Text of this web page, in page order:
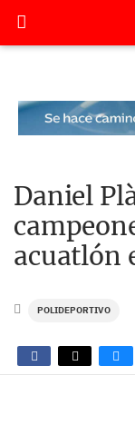
Daniel
acuatlón
POLIDEPORTIVO